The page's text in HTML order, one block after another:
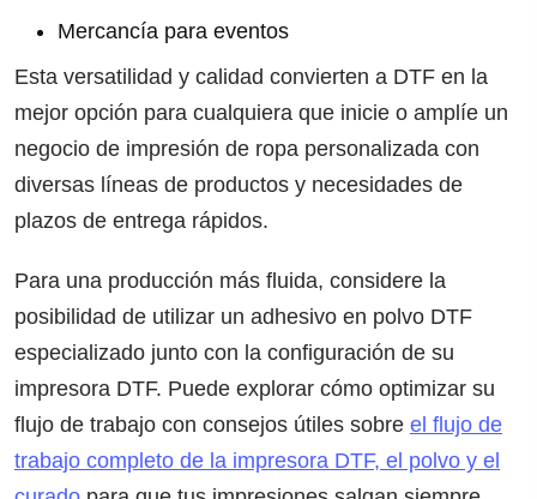
Mercancía para eventos
Esta versatilidad y calidad convierten a DTF en la
mejor opción para cualquiera que inicie o amplíe un
negocio de impresión de ropa personalizada con
diversas líneas de productos y necesidades de
plazos de entrega rápidos.
Para una producción más fluida, considere la
posibilidad de utilizar un adhesivo en polvo DTF
especializado junto con la configuración de su
impresora DTF. Puede explorar cómo optimizar su
flujo de trabajo con consejos útiles sobre el flujo de
trabajo completo de la impresora DTF, el polvo y el